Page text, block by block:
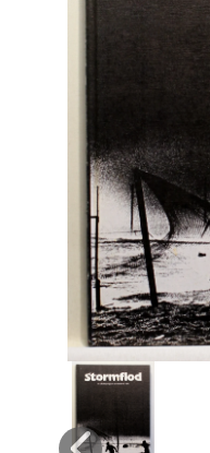
Europa
Fantasy /
Håndarbejde
Håndværk
Historie
Hobby
Hus / Have
Husdyr